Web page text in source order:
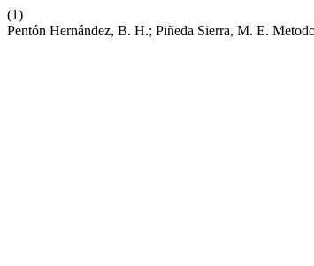
(1)
Pentón Hernández, B. H.; Piñeda Sierra, M. E.